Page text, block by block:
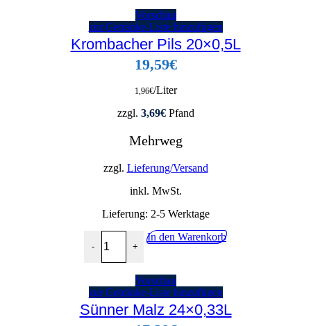
Vorschau
zur Getränke-Liste hinzufügen
Krombacher Pils 20×0,5L
19,59€
1,96€/Liter
zzgl. 3,69€Pfand
Mehrweg
zzgl. Lieferung/Versand
inkl. MwSt.
Lieferung: 2-5 Werktage
-
Krombacher Pils 20x0,5L Menge
+
In den Warenkorb
Vorschau
zur Getränke-Liste hinzufügen
Sünner Malz 24×0,33L